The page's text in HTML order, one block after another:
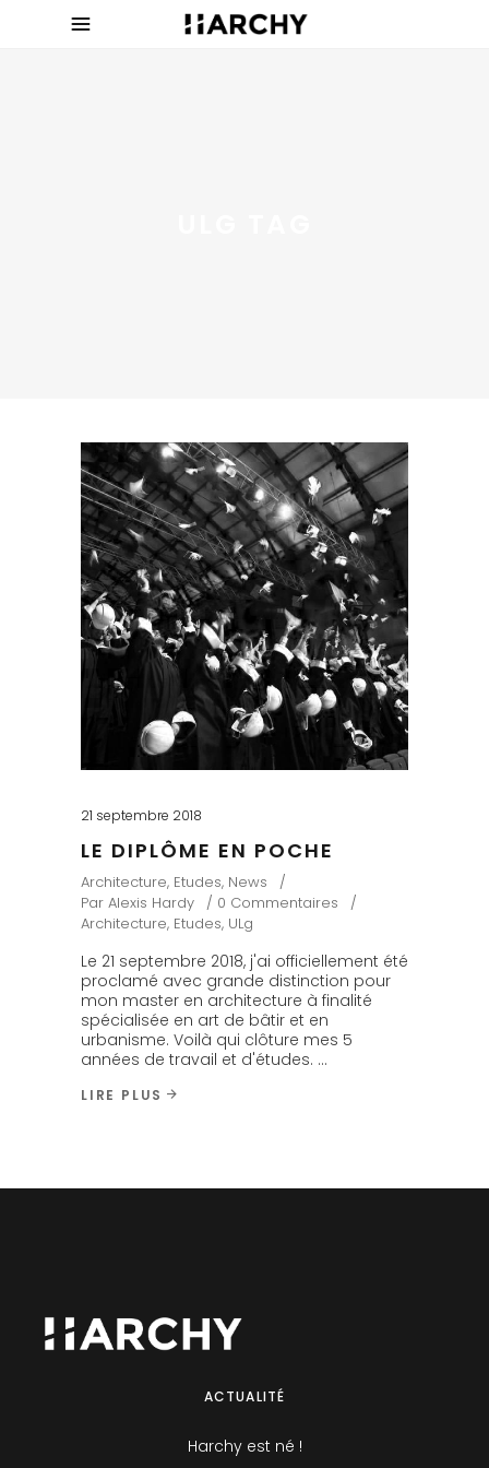
21 septembre 2018
LE DIPLÔME EN POCHE
Architecture, Etudes, News
Par Alexis Hardy
0 Commentaires
Architecture, Etudes, ULg
Le 21 septembre 2018, j'ai officiellement été
proclamé avec grande distinction pour
mon master en architecture à finalité
spécialisée en art de bâtir et en
urbanisme. Voilà qui clôture mes 5
années de travail et d'études.
LIRE PLUS
ACTUALITÉ
Harchy est né !